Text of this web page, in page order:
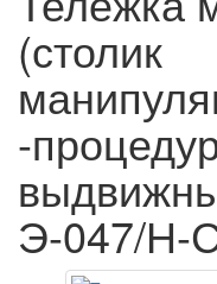
(столик
-
Э-047/Н-